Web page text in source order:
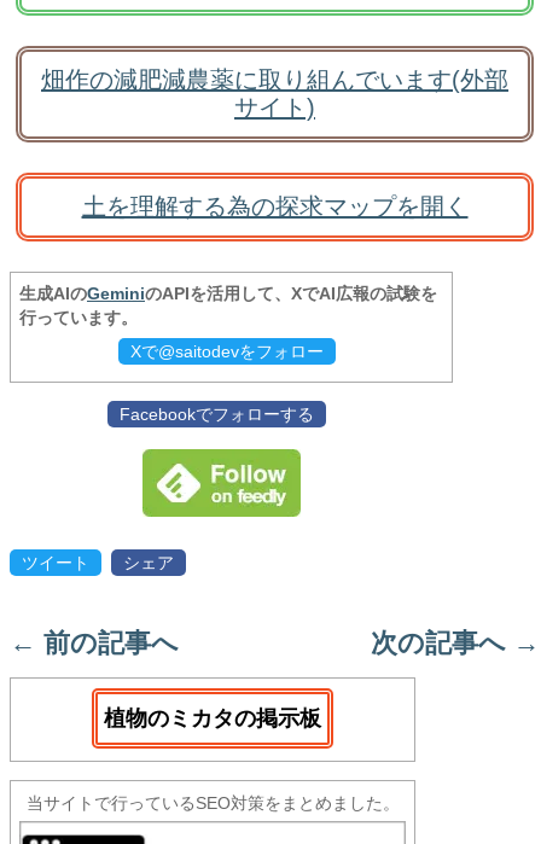
畑作の減肥減農薬に取り組んでいます(外部
サイト)
土を理解する為の探求マップを開く
生成AIのGeminiのAPIを活用して、XでAI広報の試験を
行っています。
Xで@saitodevをフォロー
Facebookでフォローする
ツイート シェア
← 前の記事へ 次の記事へ →
植物のミカタの掲示板
当サイトで行っているSEO対策をまとめました。